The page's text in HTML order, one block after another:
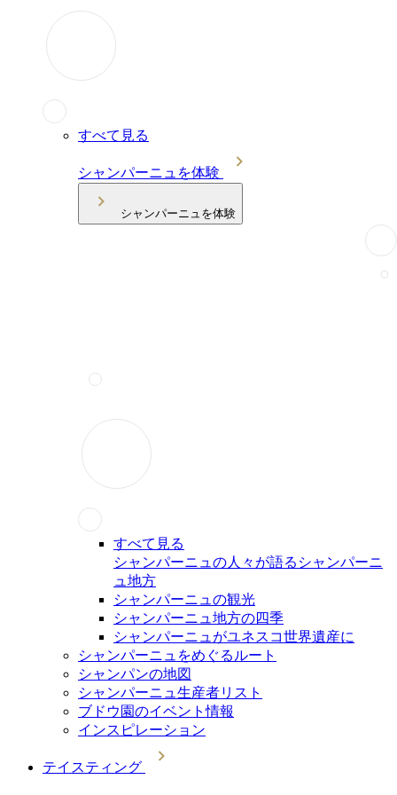
すべて見る
シャンパーニュを体験
シャンパーニュを体験
すべて見る
シャンパーニュの人々が語るシャンパーニ
ュ地方
シャンパーニュの観光
シャンパーニュ地方の四季
シャンパーニュがユネスコ世界遺産に
シャンパーニュをめぐるルート
シャンパンの地図
シャンパーニュ生産者リスト
ブドウ園のイベント情報
インスピレーション
テイスティング